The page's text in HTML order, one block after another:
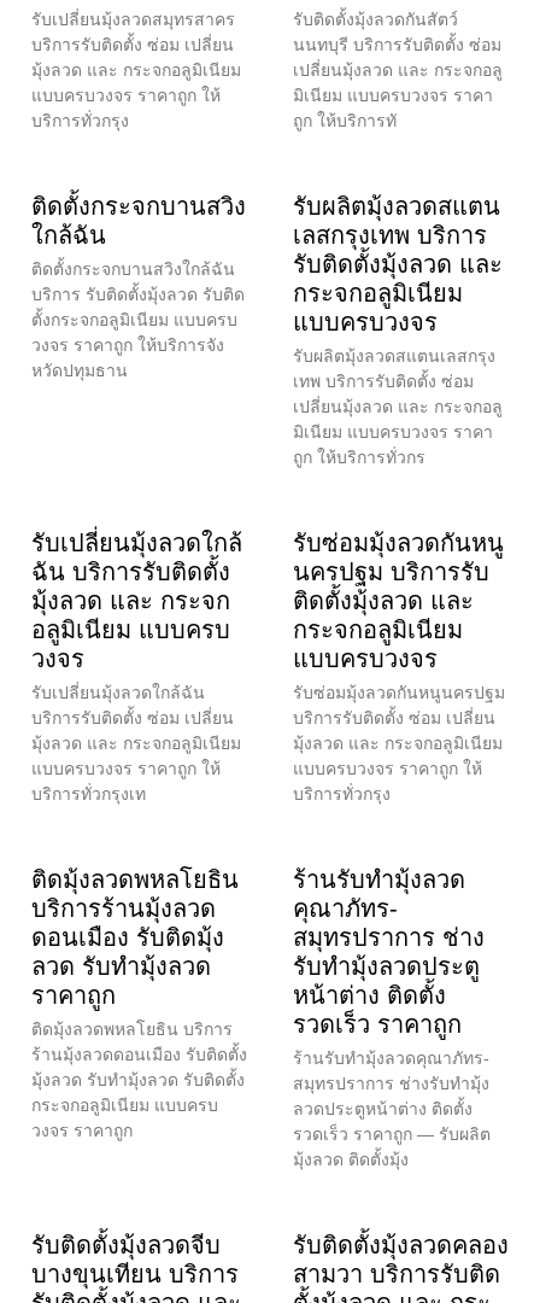
รับเปลี่ยนมุ้งลวดสมุทรสาคร
บริการรับติดตั้ง ซ่อม เปลี่ยน
มุ้งลวด และ กระจกอลูมิเนียม
แบบครบวงจร ราคาถูก ให้
บริการทั่วกรุง
รับติดตั้งมุ้งลวดกันสัตว์
นนทบุรี บริการรับติดตั้ง ซ่อม
เปลี่ยนมุ้งลวด และ กระจกอลู
มิเนียม แบบครบวงจร ราคา
ถูก ให้บริการทั
ติดตั้งกระจกบานสวิง
ใกล้ฉัน
ติดตั้งกระจกบานสวิงใกล้ฉัน
บริการ รับติดตั้งมุ้งลวด รับติด
ตั้งกระจกอลูมิเนียม แบบครบ
วงจร ราคาถูก ให้บริการจัง
หวัดปทุมธาน
รับผลิตมุ้งลวดสแตน
เลสกรุงเทพ บริการ
รับติดตั้งมุ้งลวด และ
กระจกอลูมิเนียม
แบบครบวงจร
รับผลิตมุ้งลวดสแตนเลสกรุง
เทพ บริการรับติดตั้ง ซ่อม
เปลี่ยนมุ้งลวด และ กระจกอลู
มิเนียม แบบครบวงจร ราคา
ถูก ให้บริการทั่วกร
รับเปลี่ยนมุ้งลวดใกล้
ฉัน บริการรับติดตั้ง
มุ้งลวด และ กระจก
อลูมิเนียม แบบครบ
วงจร
รับเปลี่ยนมุ้งลวดใกล้ฉัน
บริการรับติดตั้ง ซ่อม เปลี่ยน
มุ้งลวด และ กระจกอลูมิเนียม
แบบครบวงจร ราคาถูก ให้
บริการทั่วกรุงเท
รับซ่อมมุ้งลวดกันหนู
นครปฐม บริการรับ
ติดตั้งมุ้งลวด และ
กระจกอลูมิเนียม
แบบครบวงจร
รับซ่อมมุ้งลวดกันหนูนครปฐม
บริการรับติดตั้ง ซ่อม เปลี่ยน
มุ้งลวด และ กระจกอลูมิเนียม
แบบครบวงจร ราคาถูก ให้
บริการทั่วกรุง
ติดมุ้งลวดพหลโยธิน
บริการร้านมุ้งลวด
ดอนเมือง รับติดมุ้ง
ลวด รับทำมุ้งลวด
ราคาถูก
ติดมุ้งลวดพหลโยธิน บริการ
ร้านมุ้งลวดดอนเมือง รับติดตั้ง
มุ้งลวด รับทำมุ้งลวด รับติดตั้ง
กระจกอลูมิเนียม แบบครบ
วงจร ราคาถูก
ร้านรับทำมุ้งลวด
คุณาภัทร-
สมุทรปราการ ช่าง
รับทำมุ้งลวดประตู
หน้าต่าง ติดตั้ง
รวดเร็ว ราคาถูก
ร้านรับทำมุ้งลวดคุณาภัทร-
สมุทรปราการ ช่างรับทำมุ้ง
ลวดประตูหน้าต่าง ติดตั้ง
รวดเร็ว ราคาถูก — รับผลิต
มุ้งลวด ติดตั้งมุ้ง
รับติดตั้งมุ้งลวดจีบ
บางขุนเทียน บริการ
รับติดตั้งมุ้งลวดคลอง
สามวา บริการรับติด